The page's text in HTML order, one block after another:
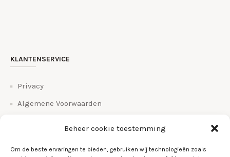
Beheer cookie toestemming
Om de beste ervaringen te bieden, gebruiken wij technologieën zoals
KLANTENSERVICE
Privacy
Algemene Voorwaarden